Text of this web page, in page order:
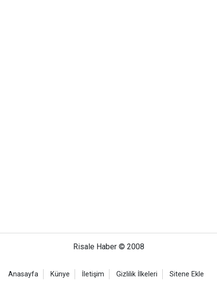
Risale Haber © 2008
Anasayfa Künye İletişim Gizlilik İlkeleri Sitene Ekle